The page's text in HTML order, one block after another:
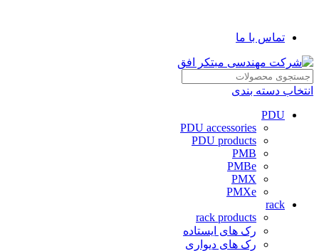
تماس با ما
انتخاب دسته بندی
PDU
PDU accessories
PDU products
PMB
PMBe
PMX
PMXe
rack
rack products
رک های ایستاده
رک های دیواری